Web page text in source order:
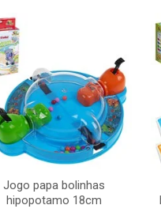
Jogo papa bolinhas
hipopotamo 18cm